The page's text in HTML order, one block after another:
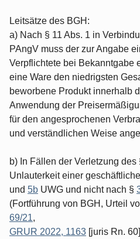
Leitsätze des BGH:
a) Nach § 11 Abs. 1 in
PAngV muss der zur Angabe
Verpflichtete bei Bekanntgabe
eine Ware den niedrigsten
beworbene Produkt innerhalb
Anwendung der
für den angesprochenen
und verständlichen Weise
b) In Fällen der Verletzung
Unlauterkeit einer
und 5b UWG und nicht nach §
(Fortführung von BGH, Urteil
69/21,
GRUR 2022, 1163 [juris Rn.